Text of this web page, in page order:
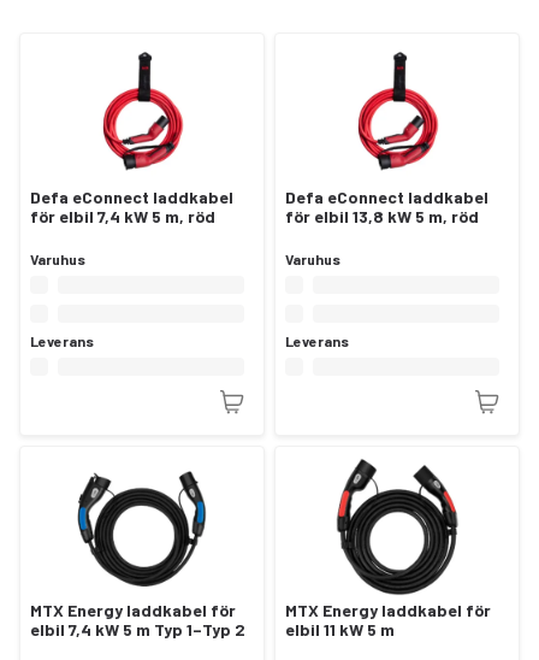
Defa eConnect laddkabel
för elbil 7,4 kW 5 m, röd
Varuhus
Leverans
Defa eConnect laddkabel
för elbil 13,8 kW 5 m, röd
Varuhus
Leverans
MTX Energy laddkabel för
elbil 7,4 kW 5 m Typ 1–Typ 2
MTX Energy laddkabel för
elbil 11 kW 5 m